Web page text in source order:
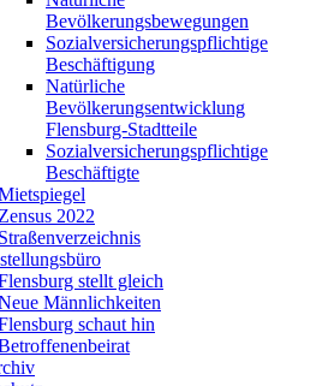
Bevölkerungsbewegungen
Sozialversicherungspflichtige
Beschäftigung
Natürliche
Bevölkerungsentwicklung
Flensburg-Stadtteile
Sozialversicherungspflichtige
Beschäftigte
Zensus 2022
Straßenverzeichnis
stellt gleich
Männlichkeiten
schaut hin